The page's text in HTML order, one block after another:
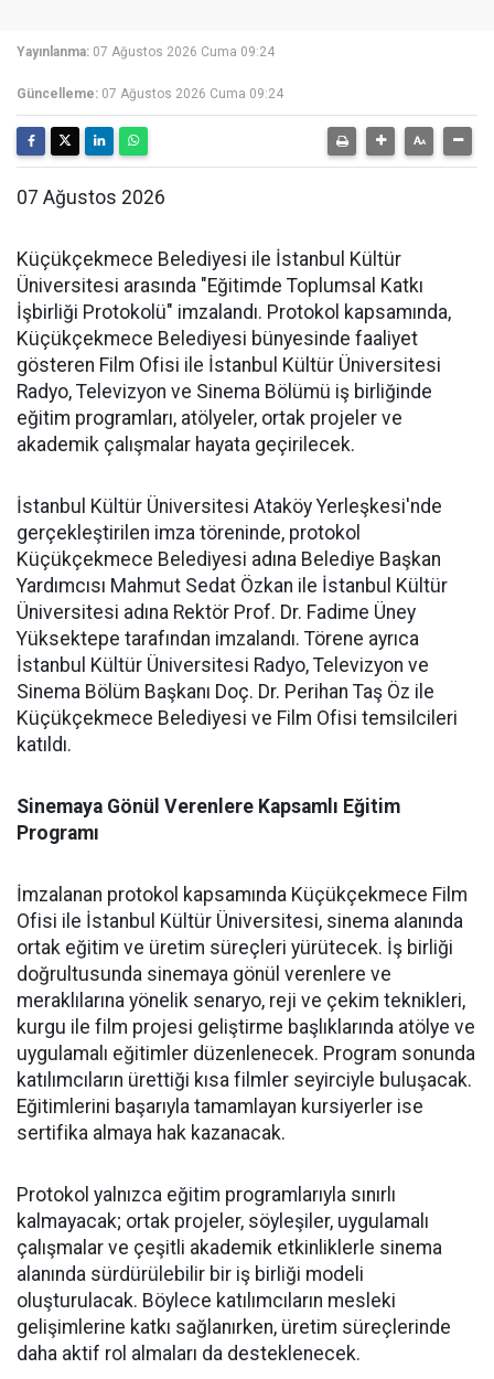
Yayınlanma: 07 Ağustos 2026 Cuma 09:24
Güncelleme: 07 Ağustos 2026 Cuma 09:24
07 Ağustos 2026
Küçükçekmece Belediyesi ile İstanbul Kültür
Üniversitesi arasında "Eğitimde Toplumsal Katkı
İşbirliği Protokolü" imzalandı. Protokol kapsamında,
Küçükçekmece Belediyesi bünyesinde faaliyet
gösteren Film Ofisi ile İstanbul Kültür Üniversitesi
Radyo, Televizyon ve Sinema Bölümü iş birliğinde
eğitim programları, atölyeler, ortak projeler ve
akademik çalışmalar hayata geçirilecek.
İstanbul Kültür Üniversitesi Ataköy Yerleşkesi'nde
gerçekleştirilen imza töreninde, protokol
Küçükçekmece Belediyesi adına Belediye Başkan
Yardımcısı Mahmut Sedat Özkan ile İstanbul Kültür
Üniversitesi adına Rektör Prof. Dr. Fadime Üney
Yüksektepe tarafından imzalandı. Törene ayrıca
İstanbul Kültür Üniversitesi Radyo, Televizyon ve
Sinema Bölüm Başkanı Doç. Dr. Perihan Taş Öz ile
Küçükçekmece Belediyesi ve Film Ofisi temsilcileri
katıldı.
Sinemaya Gönül Verenlere Kapsamlı Eğitim
Programı
İmzalanan protokol kapsamında Küçükçekmece Film
Ofisi ile İstanbul Kültür Üniversitesi, sinema alanında
ortak eğitim ve üretim süreçleri yürütecek. İş birliği
doğrultusunda sinemaya gönül verenlere ve
meraklılarına yönelik senaryo, reji ve çekim teknikleri,
kurgu ile film projesi geliştirme başlıklarında atölye ve
uygulamalı eğitimler düzenlenecek. Program sonunda
katılımcıların ürettiği kısa filmler seyirciyle buluşacak.
Eğitimlerini başarıyla tamamlayan kursiyerler ise
sertifika almaya hak kazanacak.
Protokol yalnızca eğitim programlarıyla sınırlı
kalmayacak; ortak projeler, söyleşiler, uygulamalı
çalışmalar ve çeşitli akademik etkinliklerle sinema
alanında sürdürülebilir bir iş birliği modeli
oluşturulacak. Böylece katılımcıların mesleki
gelişimlerine katkı sağlanırken, üretim süreçlerinde
daha aktif rol almaları da desteklenecek.